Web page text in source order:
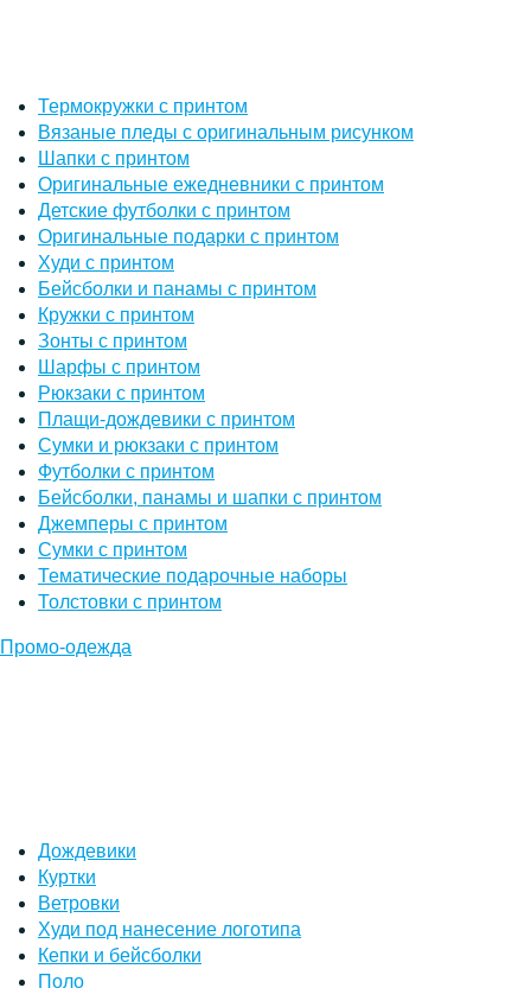
Термокружки с принтом
Вязаные пледы с оригинальным рисунком
Шапки с принтом
Оригинальные ежедневники с принтом
Детские футболки с принтом
Оригинальные подарки с принтом
Худи с принтом
Бейсболки и панамы с принтом
Кружки с принтом
Зонты с принтом
Шарфы с принтом
Рюкзаки с принтом
Плащи-дождевики с принтом
Сумки и рюкзаки с принтом
Футболки с принтом
Бейсболки, панамы и шапки с принтом
Джемперы с принтом
Сумки с принтом
Тематические подарочные наборы
Толстовки с принтом
Промо-одежда
Дождевики
Куртки
Ветровки
Худи под нанесение логотипа
Кепки и бейсболки
Поло